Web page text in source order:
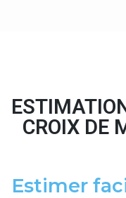
CROIX DE
Estimer